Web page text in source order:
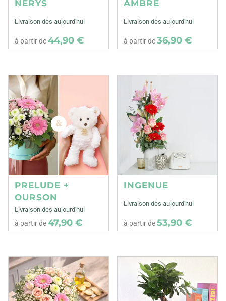
NERYS
Livraison dès aujourd'hui
à partir de44,90 €
AMBRE
Livraison dès aujourd'hui
à partir de36,90 €
PRELUDE +
OURSON
Livraison dès aujourd'hui
à partir de47,90 €
INGENUE
Livraison dès aujourd'hui
à partir de53,90 €